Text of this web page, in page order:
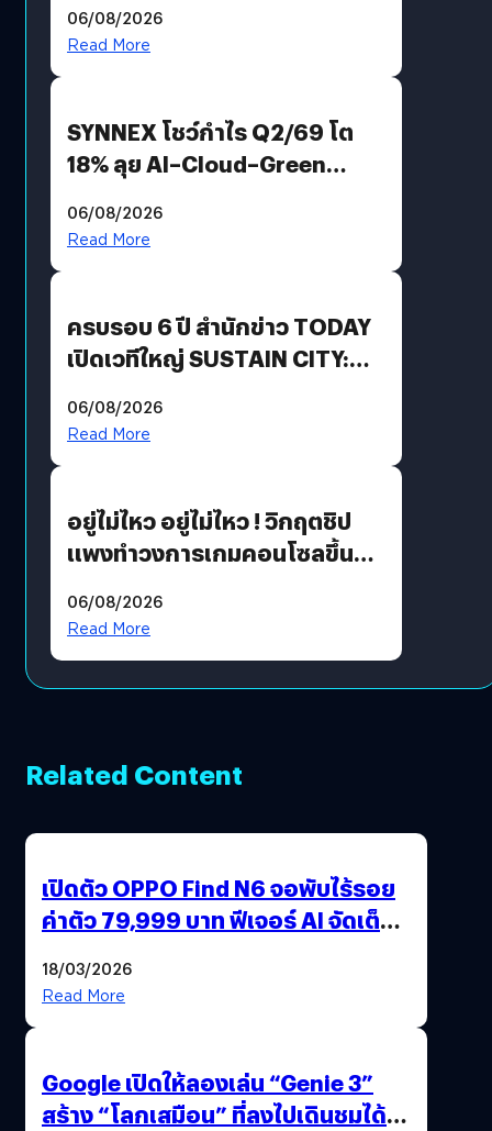
AGI
06/08/2026
Read More
SYNNEX โชว์กำไร Q2/69 โต
18% ลุย AI–Cloud–Green
Revenue เร่งเครื่อง New
06/08/2026
Read More
ครบรอบ 6 ปี สำนักข่าว TODAY
เปิดเวทีใหญ่ SUSTAIN CITY:
แนวทางปรับตัวสู่เศรษฐกิจสี
06/08/2026
Read More
อยู่ไม่ไหว อยู่ไม่ไหว ! วิกฤตชิป
แพงทำวงการเกมคอนโซลขึ้น
?
06/08/2026
Read More
Related Content
เปิดตัว OPPO Find N6 จอพับไร้รอย
ค่าตัว 79,999 บาท ฟีเจอร์ AI จัดเต็ม
18/03/2026
Read More
Google เปิดให้ลองเล่น “Genie 3”
สร้าง “โลกเสมือน” ที่ลงไปเดินชมได้